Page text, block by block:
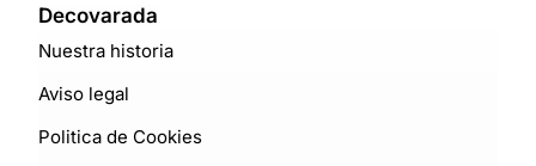
Decovarada
Nuestra historia
Aviso legal
Politica de Cookies